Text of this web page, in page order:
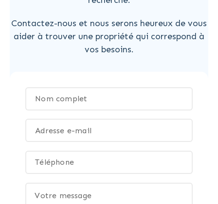
Contactez-nous et nous serons heureux de vous
aider à trouver une propriété qui correspond à
vos besoins.